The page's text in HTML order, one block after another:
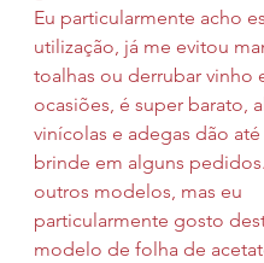
Eu particularmente acho
utilização, já me evitou
toalhas ou derrubar vinho
ocasiões, é super barato,
vinícolas e adegas dão
brinde em alguns
outros modelos, mas eu
particularmente gosto
modelo de folha de